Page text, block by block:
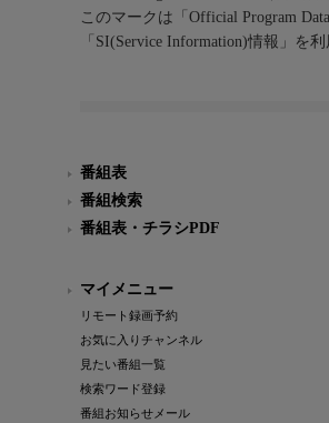
このマークは「Official Program
「SI(Service Information)情報」を
番組表
番組検索
番組表・チラシPDF
マイメニュー
リモート録画予約
お気に入りチャンネル
見たい番組一覧
検索ワード登録
番組お知らせメール